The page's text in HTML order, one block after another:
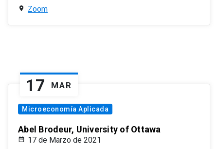
Zoom
17 MAR
Microeconomía Aplicada
Abel Brodeur, University of Ottawa
17 de Marzo de 2021